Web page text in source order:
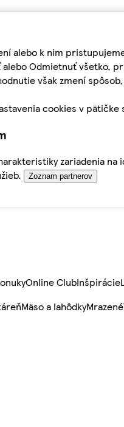
alebo k nim
Odmietnuť všetko,
však zmení
cookies v pätičke
zariadenia
Zoznam partnerov
Online ClubInšpirácie
Mäso a lahôdkyMrazené